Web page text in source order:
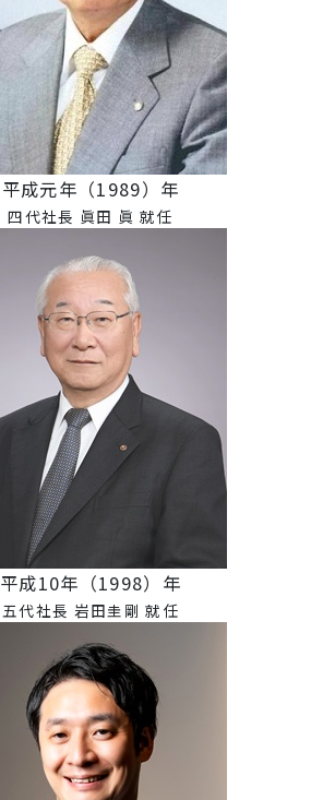
平成元年（1989）年
四代社長 眞田 眞 就任
平成10年（1998）年
五代社長 岩田圭剛 就任